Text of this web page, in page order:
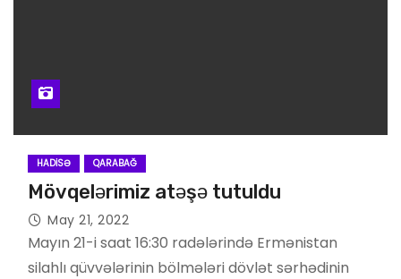
HADISƏ QARABAĞ
Mövqelərimiz atəşə tutuldu
May 21, 2022
Mayın 21-i saat 16:30 radələrində Ermənistan
silahlı qüvvələrinin bölmələri dövlət sərhədinin